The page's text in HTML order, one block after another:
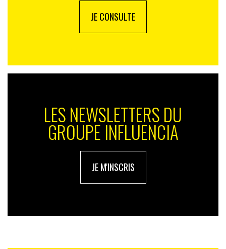
JE CONSULTE
LES NEWSLETTERS DU
GROUPE INFLUENCIA
JE M'INSCRIS